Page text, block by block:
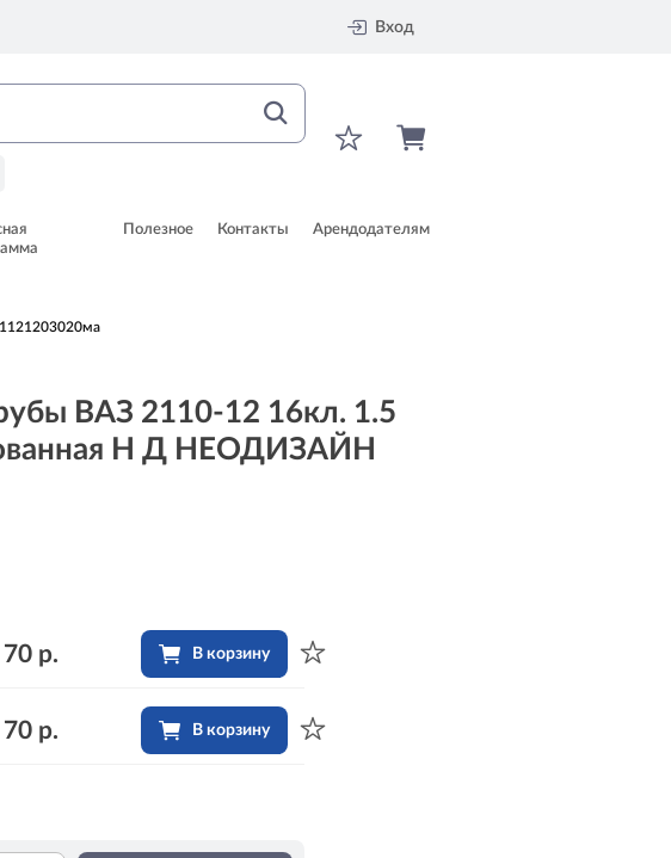
Вход
Полезное Контакты Арендодателям
ВАЗ 2110-12 16кл. 1.5
Н Д НЕОДИЗАЙН
70 р. В корзину
70 р. В корзину